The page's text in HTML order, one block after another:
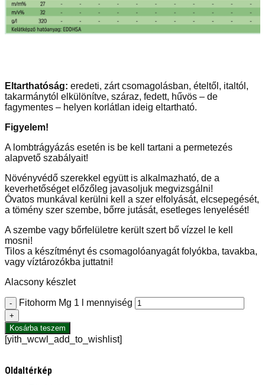
Eltarthatóság: eredeti, zárt csomagolásban, ételtől, italtól,
takarmánytól elkülönítve, száraz, fedett, hűvös – de
fagymentes – helyen korlátlan ideig eltartható.
Figyelem!
A lombtrágyázás esetén is be kell tartani a permetezés
alapvető szabályait!
Növényvédő szerekkel együtt is alkalmazható, de a
keverhetőséget előzőleg javasoljuk megvizsgálni!
Óvatos munkával kerülni kell a szer elfolyását, elcsepegését,
a tömény szer szembe, bőrre jutását, esetleges lenyelését!
A szembe vagy bőrfelületre került szert bő vízzel le kell
mosni!
Tilos a készítményt és csomagolóanyagát folyókba, tavakba,
vagy víztározókba juttatni!
Alacsony készlet
- Fitohorm Mg 1 l mennyiség
+
Kosárba teszem
[yith_wcwl_add_to_wishlist]
Oldaltérkép